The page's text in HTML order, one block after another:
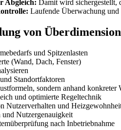
Abgleich: Damit wird sichergestellt,
Laufende Überwachung
von
und Spitzenlasten
(Wand, Dach, Fenster)
Standortfaktoren
sondern anhand konkreter
und optimierte Regeltechnik
Nutzerverhalten und
Nutzergenauigkeit
nach Inbetriebnahme